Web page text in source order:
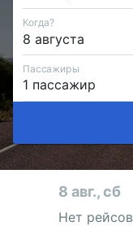
Когда?
Пассажиры
8 авг., сб
Нет рейсов